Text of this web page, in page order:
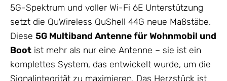
5G-Spektrum und voller Wi-Fi 6E Unterstützung
setzt die QuWireless QuShell 44G neue Maßstäbe.
Diese 5G Multiband Antenne für Wohnmobil und
Boot ist mehr als nur eine Antenne – sie ist ein
komplettes System, das entwickelt wurde, um die
Signalintegrität zu maximieren. Das Herzstück ist